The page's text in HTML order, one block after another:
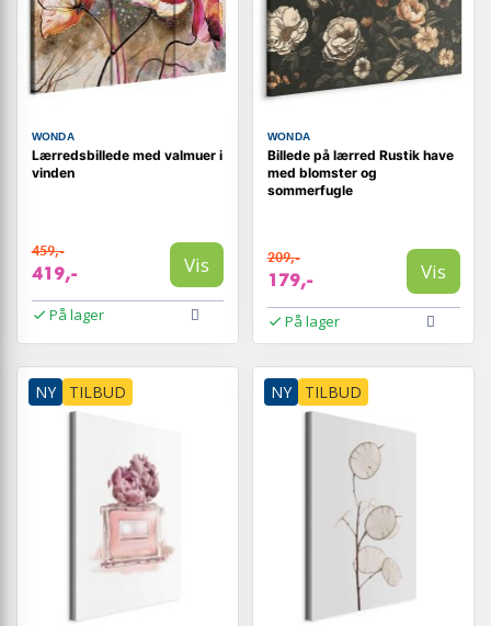
WONDA
Lærredsbillede med valmuer i
vinden
459,-
419,- Vis
På lager
WONDA
Billede på lærred Rustik have
med blomster og
sommerfugle
209,-
179,- Vis
På lager
NY TILBUD NY TILBUD